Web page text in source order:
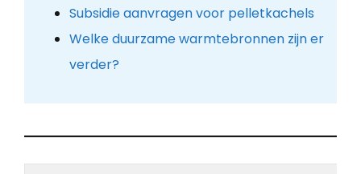
Subsidie aanvragen voor pelletkachels
Welke duurzame warmtebronnen zijn er
verder?